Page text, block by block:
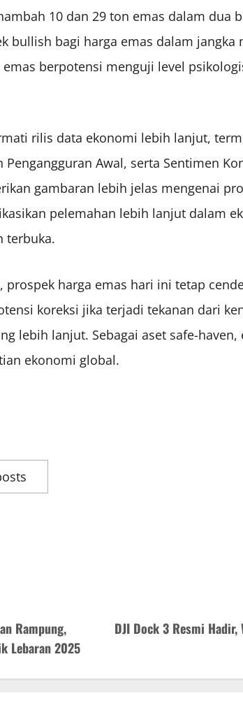
10 dan 29 ton emas dalam dua
bullish bagi harga emas dalam jangka
berpotensi menguji level
rilis data ekonomi lebih lanjut,
Pengangguran Awal, serta Sentimen
gambaran lebih jelas mengenai
pelemahan lebih lanjut dalam
terbuka.
prospek harga emas hari ini tetap
koreksi jika terjadi tekanan dari
lebih lanjut. Sebagai aset safe-
ekonomi global.
Rampung,
Lebaran 2025
DJI Dock 3 Resmi